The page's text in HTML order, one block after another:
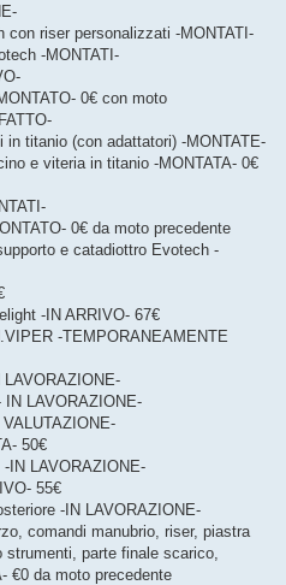
riser personalizzati -MONTATI-
-MONTATI-
0€ con moto
titanio (con adattatori) -MONTATE-
e viteria in titanio -MONTATA- 0€
0€ da moto precedente
e catadiottro Evotech -
-IN ARRIVO- 67€
-TEMPORANEAMENTE
IN LAVORAZIONE-
50€
IN LAVORAZIONE-
55€
-IN LAVORAZIONE-
comandi manubrio, riser, piastra
parte finale scarico,
€0 da moto precedente